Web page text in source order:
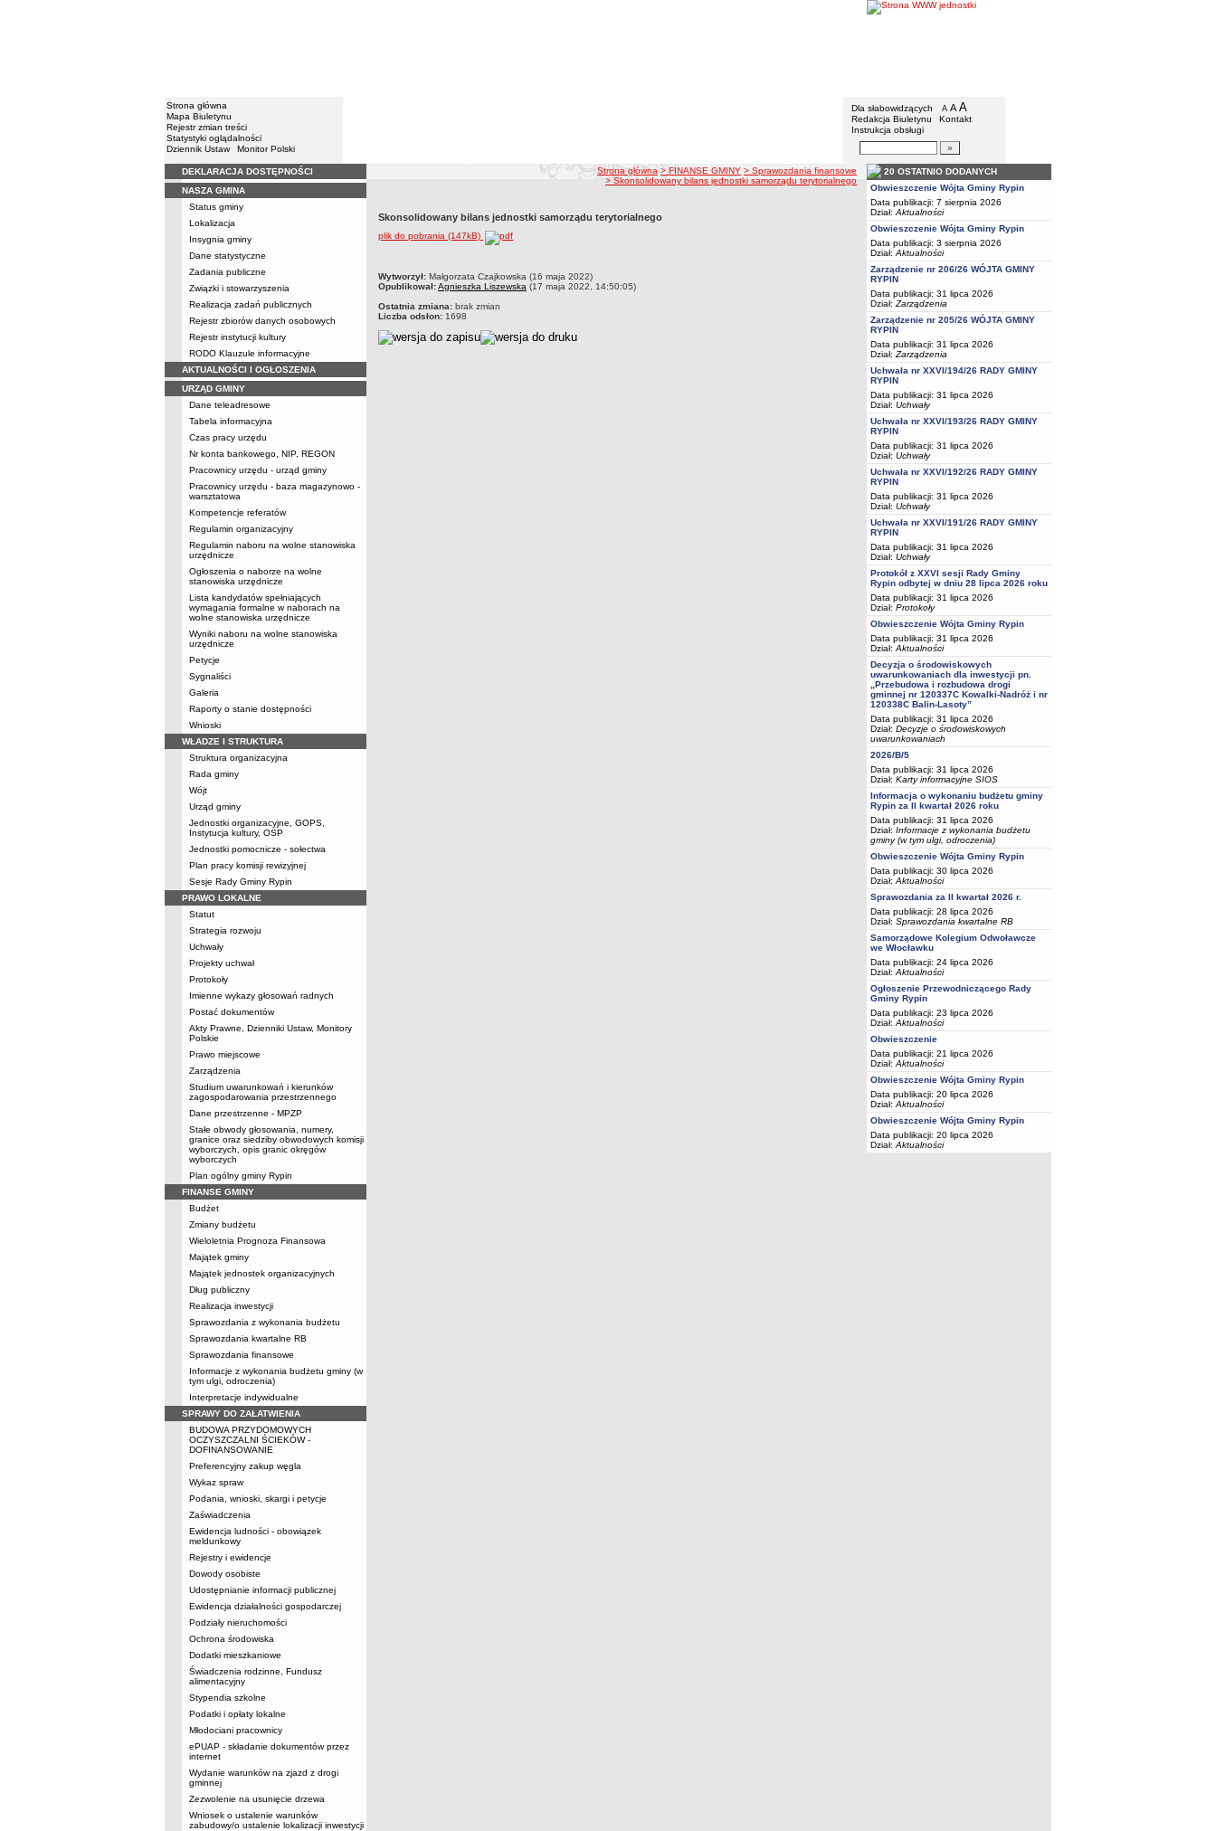
Strona główna
Mapa Biuletynu
Rejestr zmian treści
Statystyki oglądalności
Dziennik Ustaw
Monitor Polski
Gmina Rypin
Menu dodatkowe
Dla słabowidzących A pomniejsz czcionkę
A standardowy rozmiar czcionki
A
Redakcja Biuletynu
Kontakt
Instrukcja obsługi
Wyszukiwarka artykułów
Menu
DEKLARACJA DOSTĘPNOŚCI
NASZA GMINA
Status gminy
Lokalizacja
Insygnia gminy
Dane statystyczne
Zadania publiczne
Związki i stowarzyszenia
Realizacja zadań publicznych
Rejestr zbiorów danych osobowych
Rejestr instytucji kultury
RODO Klauzule informacyjne
AKTUALNOŚCI I OGŁOSZENIA
URZĄD GMINY
Dane teleadresowe
Tabela informacyjna
Czas pracy urzędu
Nr konta bankowego, NIP, REGON
Pracownicy urzędu - urząd gminy
Pracownicy urzędu - baza magazynowo -
warsztatowa
Kompetencje referatów
Regulamin organizacyjny
Regulamin naboru na wolne stanowiska
urzędnicze
Ogłoszenia o naborze na wolne
stanowiska urzędnicze
Lista kandydatów spełniających
wymagania formalne w naborach na
wolne stanowiska urzędnicze
Wyniki naboru na wolne stanowiska
urzędnicze
Petycje
Sygnaliści
Galeria
Raporty o stanie dostępności
Wnioski
WŁADZE I STRUKTURA
Struktura organizacyjna
Rada gminy
Wójt
Urząd gminy
Jednostki organizacyjne, GOPS,
Instytucja kultury, OSP
Jednostki pomocnicze - sołectwa
Plan pracy komisji rewizyjnej
Sesje Rady Gminy Rypin
PRAWO LOKALNE
Statut
Strategia rozwoju
Uchwały
Projekty uchwał
Protokoły
Imienne wykazy głosowań radnych
Postać dokumentów
Akty Prawne, Dzienniki Ustaw, Monitory
Polskie
Prawo miejscowe
Zarządzenia
Studium uwarunkowań i kierunków
zagospodarowania przestrzennego
Dane przestrzenne - MPZP
Stałe obwody głosowania, numery,
granice oraz siedziby obwodowych komisji
wyborczych, opis granic okręgów
wyborczych
Plan ogólny gminy Rypin
FINANSE GMINY
Budżet
Zmiany budżetu
Wieloletnia Prognoza Finansowa
Majątek gminy
Majątek jednostek organizacyjnych
Dług publiczny
Realizacja inwestycji
Sprawozdania z wykonania budżetu
Sprawozdania kwartalne RB
Sprawozdania finansowe
Informacje z wykonania budżetu gminy (w
tym ulgi, odroczenia)
Interpretacje indywidualne
SPRAWY DO ZAŁATWIENIA
BUDOWA PRZYDOMOWYCH
OCZYSZCZALNI ŚCIEKÓW -
DOFINANSOWANIE
Preferencyjny zakup węgla
Wykaz spraw
Podania, wnioski, skargi i petycje
Zaświadczenia
Ewidencja ludności - obowiązek
meldunkowy
Rejestry i ewidencje
Dowody osobiste
Udostępnianie informacji publicznej
Ewidencja działalności gospodarczej
Podziały nieruchomości
Ochrona środowiska
Dodatki mieszkaniowe
Świadczenia rodzinne, Fundusz
alimentacyjny
Stypendia szkolne
Podatki i opłaty lokalne
Młodociani pracownicy
ePUAP - składanie dokumentów przez
internet
Wydanie warunków na zjazd z drogi
gminnej
Zezwolenie na usunięcie drzewa
Wniosek o ustalenie warunków
zabudowy/o ustalenie lokalizacji inwestycji
ścieżka nawigacji
Strona główna > FINANSE GMINY > Sprawozdania finansowe
> Skonsolidowany bilans jednostki samorządu terytorialnego
Skonsolidowany bilans jednostki samorządu terytorialnego
plik do pobrania (147kB)
metryczka
Wytworzył: Małgorzata Czajkowska (16 maja 2022)
Opublikował:Agnieszka Liszewska (17 maja 2022, 14:50:05)
Ostatnia zmiana: brak zmian
Liczba odsłon: 1698
20 OSTATNIO DODANYCH
Obwieszczenie Wójta Gminy Rypin
Data publikacji: 7 sierpnia 2026
Dział: Aktualności
Obwieszczenie Wójta Gminy Rypin
Data publikacji: 3 sierpnia 2026
Dział: Aktualności
Zarządzenie nr 206/26 WÓJTA GMINY
RYPIN
Data publikacji: 31 lipca 2026
Dział: Zarządzenia
Zarządzenie nr 205/26 WÓJTA GMINY
RYPIN
Data publikacji: 31 lipca 2026
Dział: Zarządzenia
Uchwała nr XXVI/194/26 RADY GMINY
RYPIN
Data publikacji: 31 lipca 2026
Dział: Uchwały
Uchwała nr XXVI/193/26 RADY GMINY
RYPIN
Data publikacji: 31 lipca 2026
Dział: Uchwały
Uchwała nr XXVI/192/26 RADY GMINY
RYPIN
Data publikacji: 31 lipca 2026
Dział: Uchwały
Uchwała nr XXVI/191/26 RADY GMINY
RYPIN
Data publikacji: 31 lipca 2026
Dział: Uchwały
Protokół z XXVI sesji Rady Gminy
Rypin odbytej w dniu 28 lipca 2026 roku
Data publikacji: 31 lipca 2026
Dział: Protokoły
Obwieszczenie Wójta Gminy Rypin
Data publikacji: 31 lipca 2026
Dział: Aktualności
Decyzja o środowiskowych
uwarunkowaniach dla inwestycji pn.
„Przebudowa i rozbudowa drogi
gminnej nr 120337C Kowalki-Nadróż i nr
120338C Balin-Lasoty”
Data publikacji: 31 lipca 2026
Dział: Decyzje o środowiskowych
uwarunkowaniach
2026/B/5
Data publikacji: 31 lipca 2026
Dział: Karty informacyjne SIOS
Informacja o wykonaniu budżetu gminy
Rypin za II kwartał 2026 roku
Data publikacji: 31 lipca 2026
Dział: Informacje z wykonania budżetu
gminy (w tym ulgi, odroczenia)
Obwieszczenie Wójta Gminy Rypin
Data publikacji: 30 lipca 2026
Dział: Aktualności
Sprawozdania za II kwartał 2026 r.
Data publikacji: 28 lipca 2026
Dział: Sprawozdania kwartalne RB
Samorządowe Kolegium Odwoławcze
we Włocławku
Data publikacji: 24 lipca 2026
Dział: Aktualności
Ogłoszenie Przewodniczącego Rady
Gminy Rypin
Data publikacji: 23 lipca 2026
Dział: Aktualności
Obwieszczenie
Data publikacji: 21 lipca 2026
Dział: Aktualności
Obwieszczenie Wójta Gminy Rypin
Data publikacji: 20 lipca 2026
Dział: Aktualności
Obwieszczenie Wójta Gminy Rypin
Data publikacji: 20 lipca 2026
Dział: Aktualności